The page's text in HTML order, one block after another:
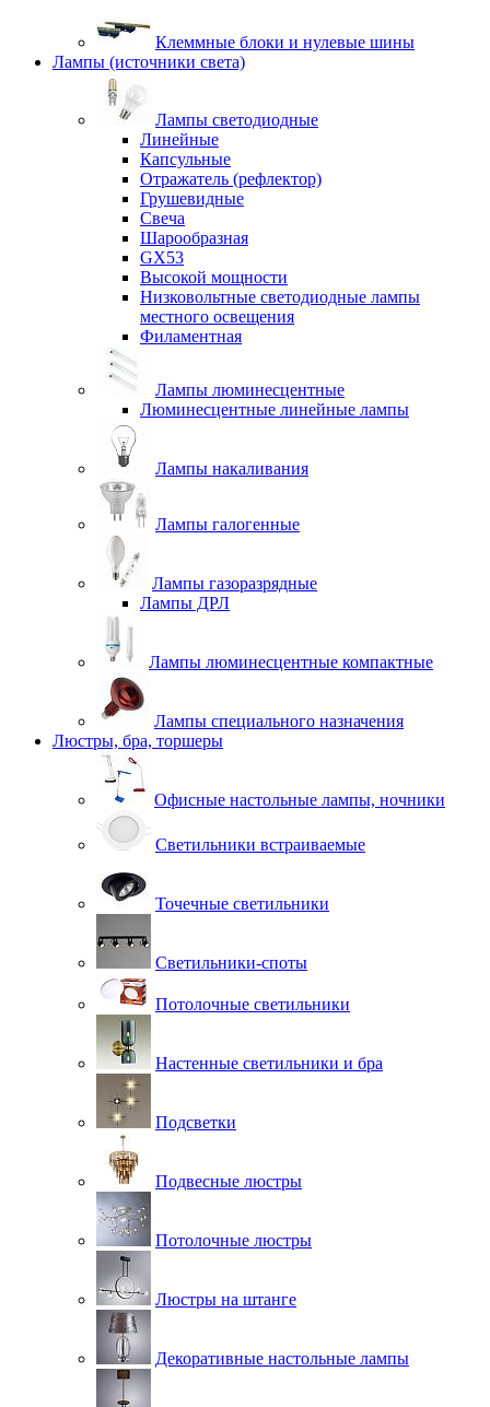
Клеммные блоки и нулевые шины
Лампы (источники света)
Лампы светодиодные
Линейные
Капсульные
Отражатель (рефлектор)
Грушевидные
Свеча
Шарообразная
GX53
Высокой мощности
Низковольтные светодиодные лампы
местного освещения
Филаментная
Лампы люминесцентные
Люминесцентные линейные лампы
Лампы накаливания
Лампы галогенные
Лампы газоразрядные
Лампы ДРЛ
Лампы люминесцентные компактные
Лампы специального назначения
Люстры, бра, торшеры
Офисные настольные лампы, ночники
Светильники встраиваемые
Точечные светильники
Светильники-споты
Потолочные светильники
Настенные светильники и бра
Подсветки
Подвесные люстры
Потолочные люстры
Люстры на штанге
Декоративные настольные лампы